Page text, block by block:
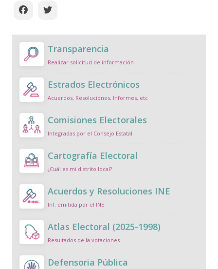
Transparencia
Realizar solicitud de información
Estrados Electrónicos
Acuerdos, Resoluciones, Informes, etc
Comisiones Electorales
Integradas por el Consejo Estatal
Cartografía Electoral
¿Cuál es mi distrito local?
Acuerdos y Resoluciones INE
Inf. emitida por el INE
Atlas Electoral (2025-1998)
Resultados de la votaciones
Defensoria Pública